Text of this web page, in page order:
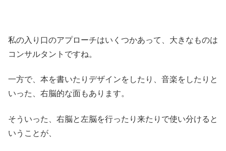
私の入り口のアプローチはいくつかあって、大きなものは
コンサルタントですね。
一方で、本を書いたりデザインをしたり、音楽をしたりと
いった、右脳的な面もあります。
そういった、右脳と左脳を行ったり来たりで使い分けると
いうことが、